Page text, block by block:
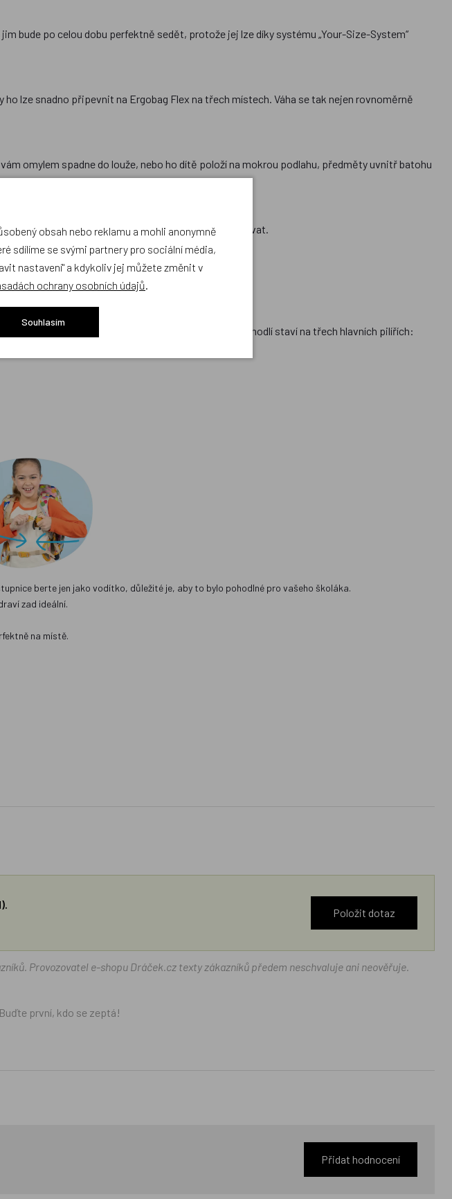
bude po celou dobu perfektně sedět, protože jej lze díky systému „Your-Size-System“
lze snadno připevnit na Ergobag Flex na třech místech. Váha se tak nejen rovnoměrně
omylem spadne do louže, nebo ho dítě položí na mokrou podlahu, předměty uvnitř batohu
jedinečný batoh, který si může podle libosti obměňovat.
viditelný ze všech stran a za každého počasí.
růstu vašeho dítěte a zajištění maximálního pohodlí staví na třech hlavních pilířích:
berte jen jako vodítko, důležité je, aby to bylo pohodlné pro vašeho školáka.
zad ideální.
na místě.
Položit dotaz
Provozovatel e-shopu Dráček.cz texty zákazníků předem neschvaluje ani neověřuje.
první, kdo se zeptá!
Přidat hodnocení
obsah nebo reklamu a mohli anonymně
sdílíme se svými partnery pro sociální média,
nastavení" a kdykoliv jej můžete změnit v
ochrany osobních údajů.
Souhlasím